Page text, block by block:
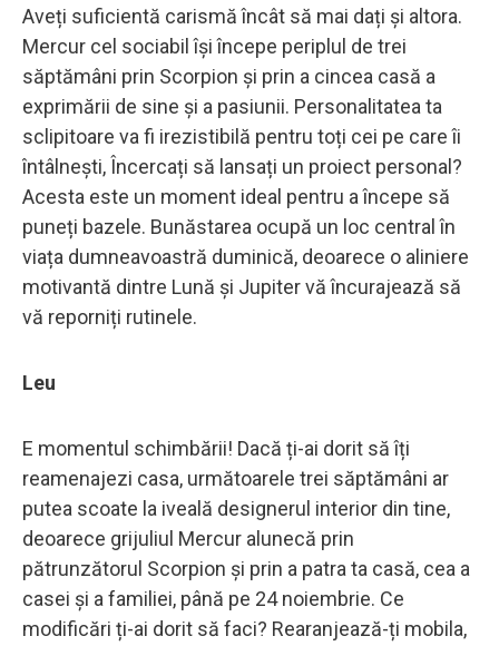
Aveți suficientă carismă încât să mai dați și altora.
Mercur cel sociabil își începe periplul de trei
săptămâni prin Scorpion și prin a cincea casă a
exprimării de sine și a pasiunii. Personalitatea ta
sclipitoare va fi irezistibilă pentru toți cei pe care îi
întâlnești, Încercați să lansați un proiect personal?
Acesta este un moment ideal pentru a începe să
puneți bazele. Bunăstarea ocupă un loc central în
viața dumneavoastră duminică, deoarece o aliniere
motivantă dintre Lună și Jupiter vă încurajează să
vă reporniți rutinele.
Leu
E momentul schimbării! Dacă ți-ai dorit să îți
reamenajezi casa, următoarele trei săptămâni ar
putea scoate la iveală designerul interior din tine,
deoarece grijuliul Mercur alunecă prin
pătrunzătorul Scorpion și prin a patra ta casă, cea a
casei și a familiei, până pe 24 noiembrie. Ce
modificări ți-ai dorit să faci? Rearanjează-ți mobila,